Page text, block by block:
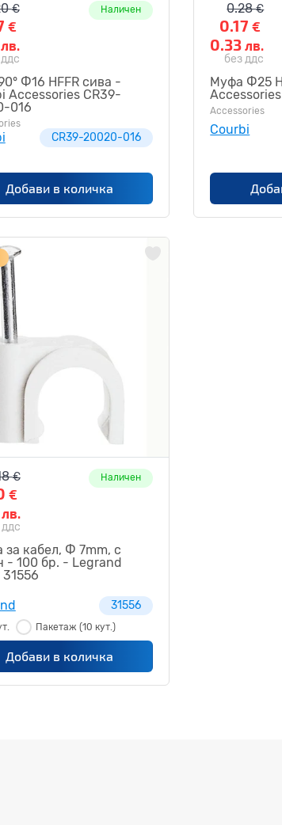
€
€
лв.
Наличен
Ф16 HFFR сива -
Accessories CR39-
016
CR39-20020-016
Добави в количка
0.28€
0.17€
0.33лв.
без ддс
Муфа Ф25
Accessories
Courbi
€
€
лв.
Наличен
за кабел, Ф 7mm, с
- 100 бр. - Legrand
31556
Пакетаж (10 кут.)
Добави в количка